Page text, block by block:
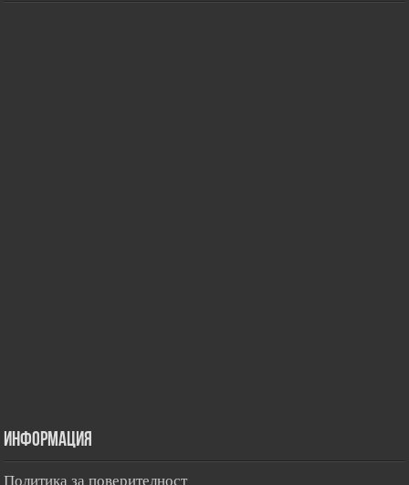
Информация
Политика за поверителност